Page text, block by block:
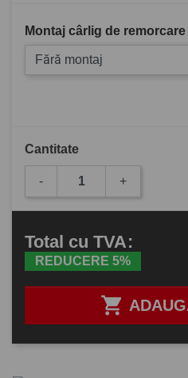
Montaj cârlig de remorcare
Fără montaj
Cantitate
- +

Total cu TVA:
REDUCERE 5%